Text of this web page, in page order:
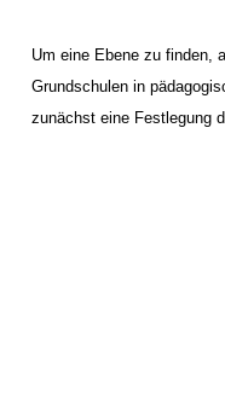
Um eine Ebene zu finden,
Grundschulen in
zunächst eine Festlegung